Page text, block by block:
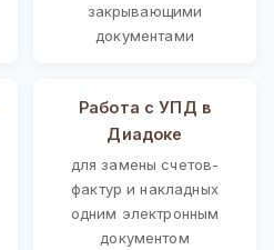
закрывающими
документами
Работа с УПД в
Диадоке
для замены счетов-
фактур и накладных
одним электронным
документом